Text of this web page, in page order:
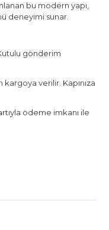
bu modern yapı,
deneyimi sunar.
gönderim
verilir. Kapınıza
ödeme imkanı ile